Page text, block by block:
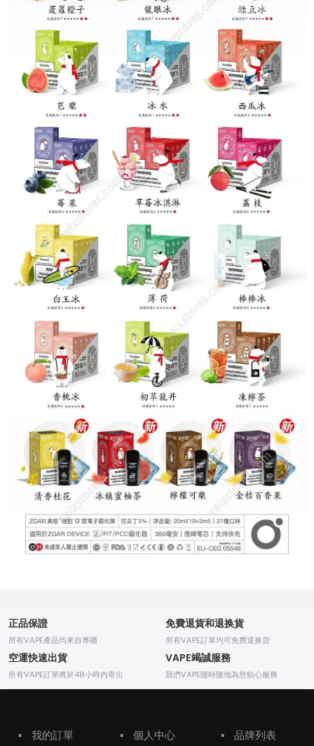
正品保證
所有VAPE產品均來自專櫃
免費退貨和退换貨
所有VAPE訂單均可免费退换货
空運快速出貨
所有VAPE訂單將於48小時内寄出
VAPE竭誠服務
我們VAPE随時随地為您贴心服務
▪ 我的訂單 ▪ 個人中心 ▪ 品牌列表